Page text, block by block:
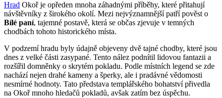
Hrad Okoř je opředen mnoha záhadnými příběhy, které přitahují
návštěvníky z širokého okolí. Mezi nejvýznamnější patří pověst o
Bílé paní, tajemné postavě, která se občas zjevuje v temných
chodbách tohoto historického místa.
V podzemí hradu byly údajně objeveny dvě tajné chodby, které jsou
dnes z velké části zasypané. Tento nález podnítil lidovou fantazii a
rozšířil domněnky o skrytém pokladu. Podle místních legend se zde
nachází nejen drahé kameny a šperky, ale i pradávné vědomosti
nesmírné hodnoty. Tato představa templářského bohatství přivedla
na Okoř mnoho hledačů pokladů, avšak zatím bez úspěchu.